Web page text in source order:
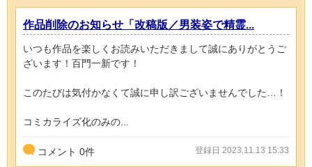
作品削除のお知らせ「改稿版／男装姿で精霊...
いつも作品を楽しくお読みいただきまして誠にありがとうご
ざいます！百門一新です！
このたびは気付かなくて誠に申し訳ございませんでした…！
コミカライズ化のみの...
コメント 0件 登録日 2023.11.13 15:33